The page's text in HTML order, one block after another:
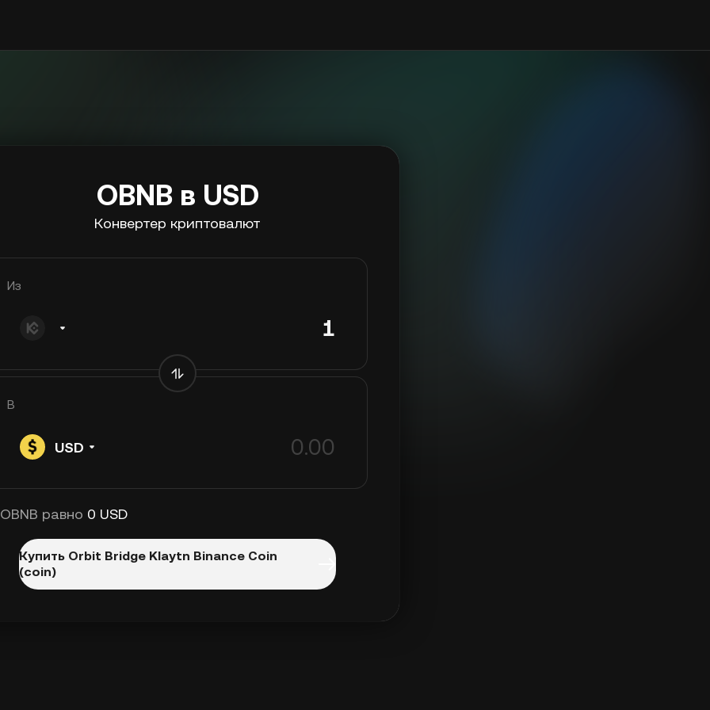
OBNB в USD
Конвертер криптовалют
Из
В
USD
равно 0 USD
Купить Orbit Bridge Klaytn Binance Coin
(coin)